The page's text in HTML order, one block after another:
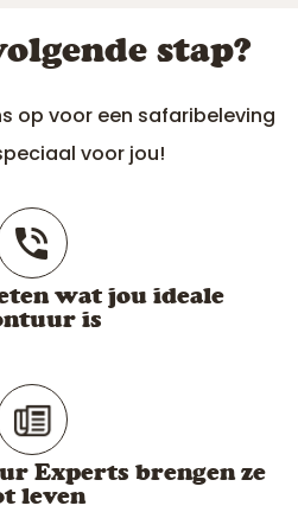
stap?
op voor een safaribeleving
voor jou!
wat jou ideale
is
Experts brengen ze
leven